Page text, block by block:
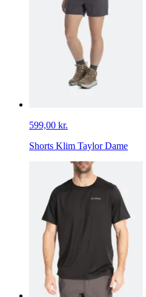
599,00 kr.
Shorts Klim Taylor Dame